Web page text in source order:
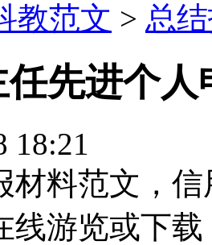
教范文 > 总
先进个人
18:21
材料范文，
线游览或下